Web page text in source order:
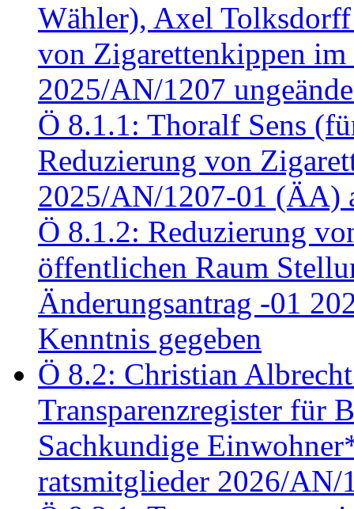
Wähler), Axel
von Zigarettenkippen
2025/AN/1207
Ö 8.1.1: Thoralf Sens
Reduzierung von
2025/AN/1207-01 (ÄA)
Ö 8.1.2: Reduzierung
öffentlichen Raum
Änderungsantrag -01
Kenntnis gegeben
Ö 8.2: Christian
Transparenzregister für
Sachkundige
ratsmitglieder 2026/AN/